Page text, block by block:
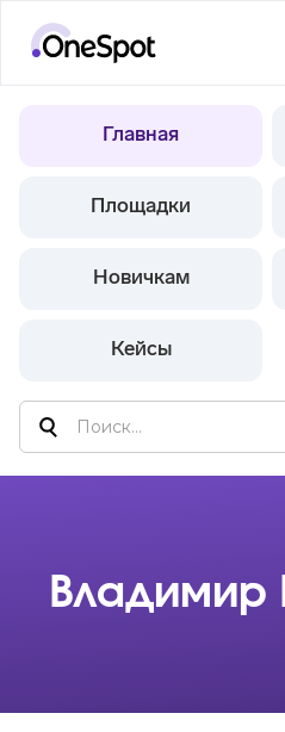
Главная
Площадки
Новичкам
Кейсы